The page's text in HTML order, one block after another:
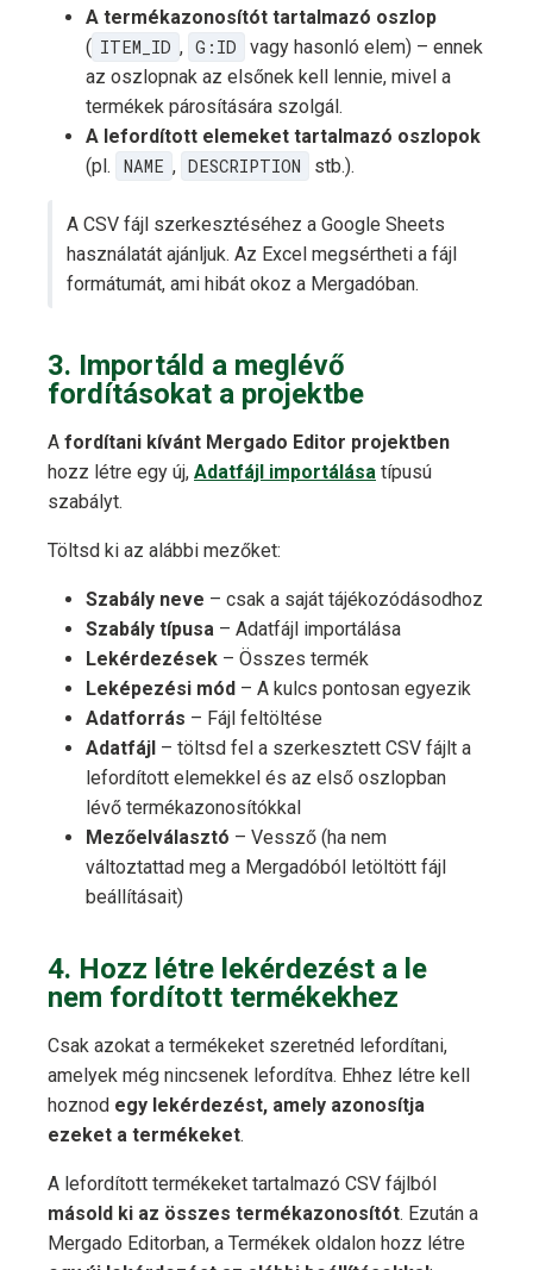
A termékazonosítót tartalmazó oszlop
( ITEM_ID , G:ID
vagy hasonló elem) – ennek
az oszlopnak az elsőnek kell lennie, mivel a
termékek párosítására szolgál.
A lefordított elemeket tartalmazó oszlopok
(pl.
NAME , DESCRIPTION stb.).
A CSV fájl szerkesztéséhez a Google Sheets
használatát ajánljuk. Az Excel megsértheti a fájl
formátumát, ami hibát okoz a Mergadóban.
3. Importáld a meglévő
fordításokat a projektbe
A fordítani kívánt Mergado Editor projektben
hozz létre egy új, Adatfájl importálása típusú
szabályt.
Töltsd ki az alábbi mezőket:
Szabály neve – csak a saját tájékozódásodhoz
Szabály típusa – Adatfájl importálása
Lekérdezések – Összes termék
Leképezési mód – A kulcs pontosan egyezik
Adatforrás – Fájl feltöltése
Adatfájl – töltsd fel a szerkesztett CSV fájlt a
lefordított elemekkel és az első oszlopban
lévő termékazonosítókkal
Mezőelválasztó – Vessző (ha nem
változtattad meg a Mergadóból letöltött fájl
beállításait)
4. Hozz létre lekérdezést a le
nem fordított termékekhez
Csak azokat a termékeket szeretnéd lefordítani,
amelyek még nincsenek lefordítva. Ehhez létre kell
hoznod egy lekérdezést, amely azonosítja
ezeket a termékeket.
A lefordított termékeket tartalmazó CSV fájlból
másold ki az összes termékazonosítót. Ezután a
Mergado Editorban, a Termékek oldalon hozz létre